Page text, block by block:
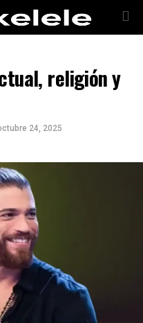
religión y
24, 2025